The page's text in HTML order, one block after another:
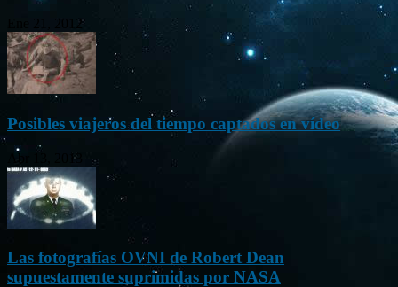
Ene 21, 2012
Posibles viajeros del tiempo captados en vídeo
Abr 13, 2013
Las fotografías OVNI de Robert Dean
supuestamente suprimidas por NASA